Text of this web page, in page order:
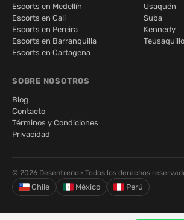
Escorts en Medellín
Escorts en Cali
Escorts en Pereira
Escorts en Barranquilla
Escorts en Cartagena
Usaquén
Suba
Kennedy
Teusaquillo
SOBRE NOSOTROS
Blog
Contacto
Términos y Condiciones
Privacidad
© 2026 Desenfreno · Todos los derechos
Chile México Perú